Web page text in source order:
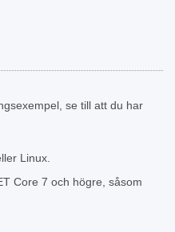
se till att du har
Linux.
Core 7 och högre, såsom